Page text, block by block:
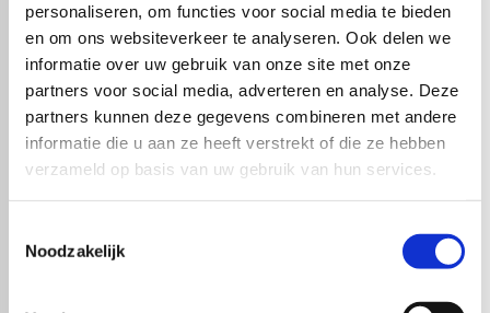
personaliseren, om functies voor social media te bieden
en om ons websiteverkeer te analyseren. Ook delen we
informatie over uw gebruik van onze site met onze
partners voor social media, adverteren en analyse. Deze
partners kunnen deze gegevens combineren met andere
informatie die u aan ze heeft verstrekt of die ze hebben
verzameld op basis van uw gebruik van hun services.
Noodzakelijk
Populaire producten